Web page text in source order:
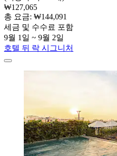
₩127,065
총 요금: ₩144,091
세금 및 수수료 포함
9월 1일 ~ 9월 2일
호텔 뒤 락 시그니처